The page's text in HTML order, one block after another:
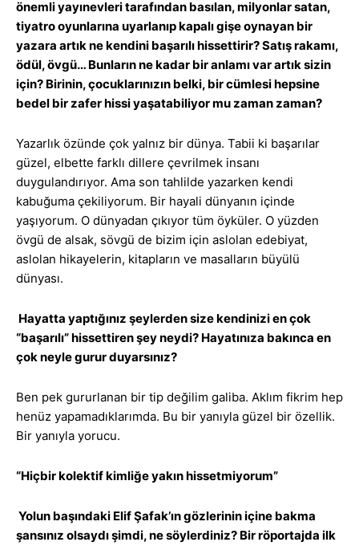
önemli yayınevleri tarafından basılan, milyonlar satan,
tiyatro oyunlarına uyarlanıp kapalı gişe oynayan bir
yazara artık ne kendini başarılı hissettirir? Satış rakamı,
ödül, övgü… Bunların ne kadar bir anlamı var artık sizin
için? Birinin, çocuklarınızın belki, bir cümlesi hepsine
bedel bir zafer hissi yaşatabiliyor mu zaman zaman?
Yazarlık özünde çok yalnız bir dünya. Tabii ki başarılar
güzel, elbette farklı dillere çevrilmek insanı
duygulandırıyor. Ama son tahlilde yazarken kendi
kabuğuma çekiliyorum. Bir hayali dünyanın içinde
yaşıyorum. O dünyadan çıkıyor tüm öyküler. O yüzden
övgü de alsak, sövgü de bizim için aslolan edebiyat,
aslolan hikayelerin, kitapların ve masalların büyülü
dünyası.
Hayatta yaptığınız şeylerden size kendinizi en çok
“başarılı” hissettiren şey neydi? Hayatınıza bakınca en
çok neyle gurur duyarsınız?
Ben pek gururlanan bir tip değilim galiba. Aklım fikrim hep
henüz yapamadıklarımda. Bu bir yanıyla güzel bir özellik.
Bir yanıyla yorucu.
“Hiçbir kolektif kimliğe yakın hissetmiyorum”
Yolun başındaki Elif Şafak’ın gözlerinin içine bakma
şansınız olsaydı şimdi, ne söylerdiniz? Bir röportajda ilk